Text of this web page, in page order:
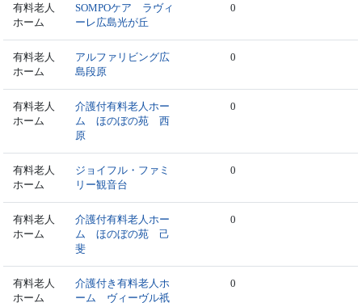
有料老人
ホーム
SOMPOケア ラヴィ
ーレ広島光が丘
0
有料老人
ホーム
アルファリビング広
島段原
0
有料老人
ホーム
介護付有料老人ホー
ム ほのぼの苑 西
原
0
有料老人
ホーム
ジョイフル・ファミ
リー観音台
0
有料老人
ホーム
介護付有料老人ホー
ム ほのぼの苑 己
斐
0
有料老人
ホーム
介護付き有料老人ホ
ーム ヴィーヴル祇
0